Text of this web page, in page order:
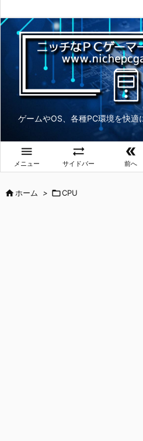
ゲームやOS、各種PC環境を快適

メニュー

サイドバー

前へ
ホーム > CPU